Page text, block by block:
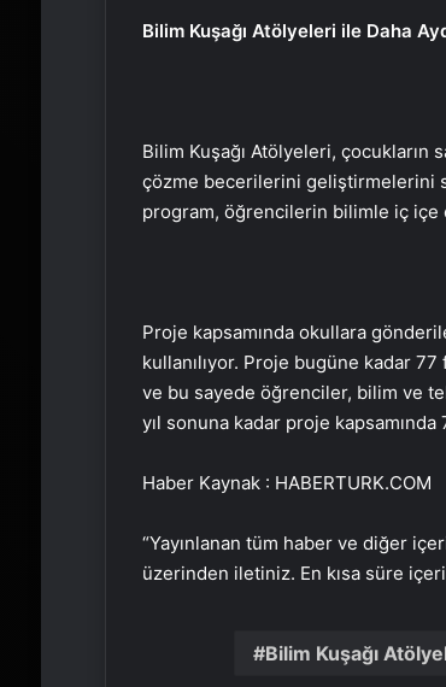
Bilim Kuşağı Atölyeleri ile Daha
Bilim Kuşağı Atölyeleri, çocukların
çözme becerilerini geliştirmelerini
program, öğrencilerin bilimle iç içe
Proje kapsamında okullara
kullanılıyor. Proje bugüne kadar
ve bu sayede öğrenciler, bilim ve
yıl sonuna kadar proje
Haber Kaynak : HABERTURK.COM
“Yayınlanan tüm haber ve diğer
üzerinden iletiniz. En kısa süre
Bilim Kuşağı